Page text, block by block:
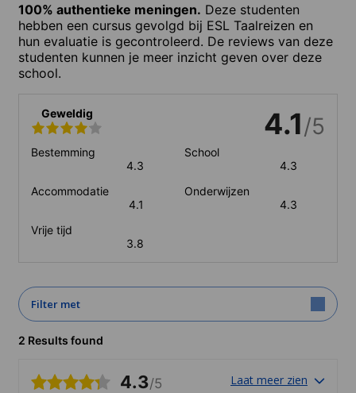
100% authentieke meningen. Deze studenten
hebben een cursus gevolgd bij ESL Taalreizen en
hun evaluatie is gecontroleerd. De reviews van deze
studenten kunnen je meer inzicht geven over deze
school.
Geweldig 4.1/5
Bestemming
4.3
School
4.3
Accommodatie
4.1
Onderwijzen
4.3
Vrije tijd
3.8
Filter met
2 Results found
4.3/5 Laat meer zien